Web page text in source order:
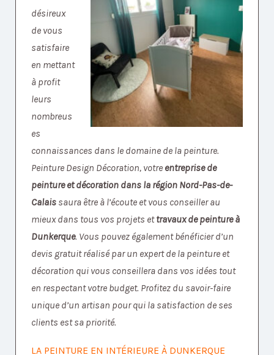
désireux
de vous
satisfaire
en mettant
à profit
leurs
nombreus
es
connaissances dans le domaine de la peinture.
Peinture Design Décoration, votre entreprise de
peinture et décoration dans la région Nord-Pas-de-
Calais saura être à l’écoute et vous conseiller au
mieux dans tous vos projets ettravaux de peinture à
Dunkerque. Vous pouvez également bénéficier d’un
devis gratuit réalisé par un expert de la peinture et
décoration qui vous conseillera dans vos idées tout
en respectant votre budget. Profitez du savoir-faire
unique d’un artisan pour qui la satisfaction de ses
clients est sa priorité.
LA PEINTURE EN INTÉRIEURE À DUNKERQUE